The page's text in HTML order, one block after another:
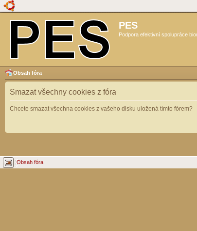
PES
Podpora efektivní spolupráce
Obsah fóra
Smazat všechny cookies z fóra
Chcete smazat všechna cookies z vašeho disku uložená tímto fórem?
Obsah fóra